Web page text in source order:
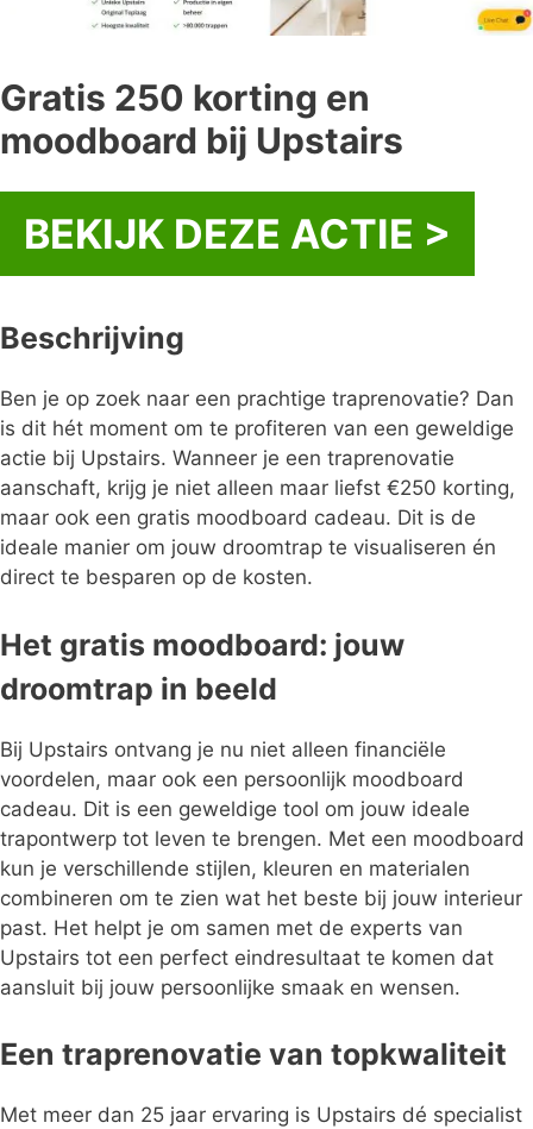
Gratis 250 korting en
moodboard bij Upstairs
BEKIJK DEZE ACTIE >
Beschrijving
Ben je op zoek naar een prachtige traprenovatie? Dan
is dit hét moment om te profiteren van een geweldige
actie bij Upstairs. Wanneer je een traprenovatie
aanschaft, krijg je niet alleen maar liefst €250 korting,
maar ook een gratis moodboard cadeau. Dit is de
ideale manier om jouw droomtrap te visualiseren én
direct te besparen op de kosten.
Het gratis moodboard: jouw
droomtrap in beeld
Bij Upstairs ontvang je nu niet alleen financiële
voordelen, maar ook een persoonlijk moodboard
cadeau. Dit is een geweldige tool om jouw ideale
trapontwerp tot leven te brengen. Met een moodboard
kun je verschillende stijlen, kleuren en materialen
combineren om te zien wat het beste bij jouw interieur
past. Het helpt je om samen met de experts van
Upstairs tot een perfect eindresultaat te komen dat
aansluit bij jouw persoonlijke smaak en wensen.
Een traprenovatie van topkwaliteit
Met meer dan 25 jaar ervaring is Upstairs dé specialist